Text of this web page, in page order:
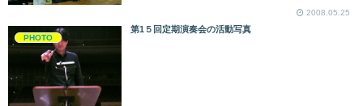
2008.05.25
PHOTO
第1５回定期演奏会の活動写真